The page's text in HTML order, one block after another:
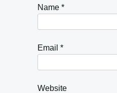
Name *
Email *
Website